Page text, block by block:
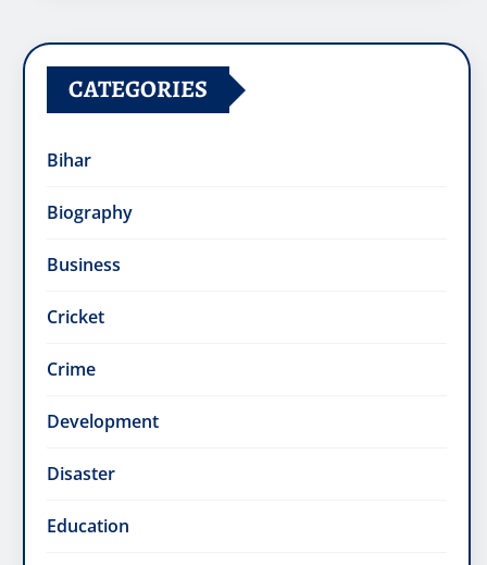
CATEGORIES
Bihar
Biography
Business
Cricket
Crime
Development
Disaster
Education